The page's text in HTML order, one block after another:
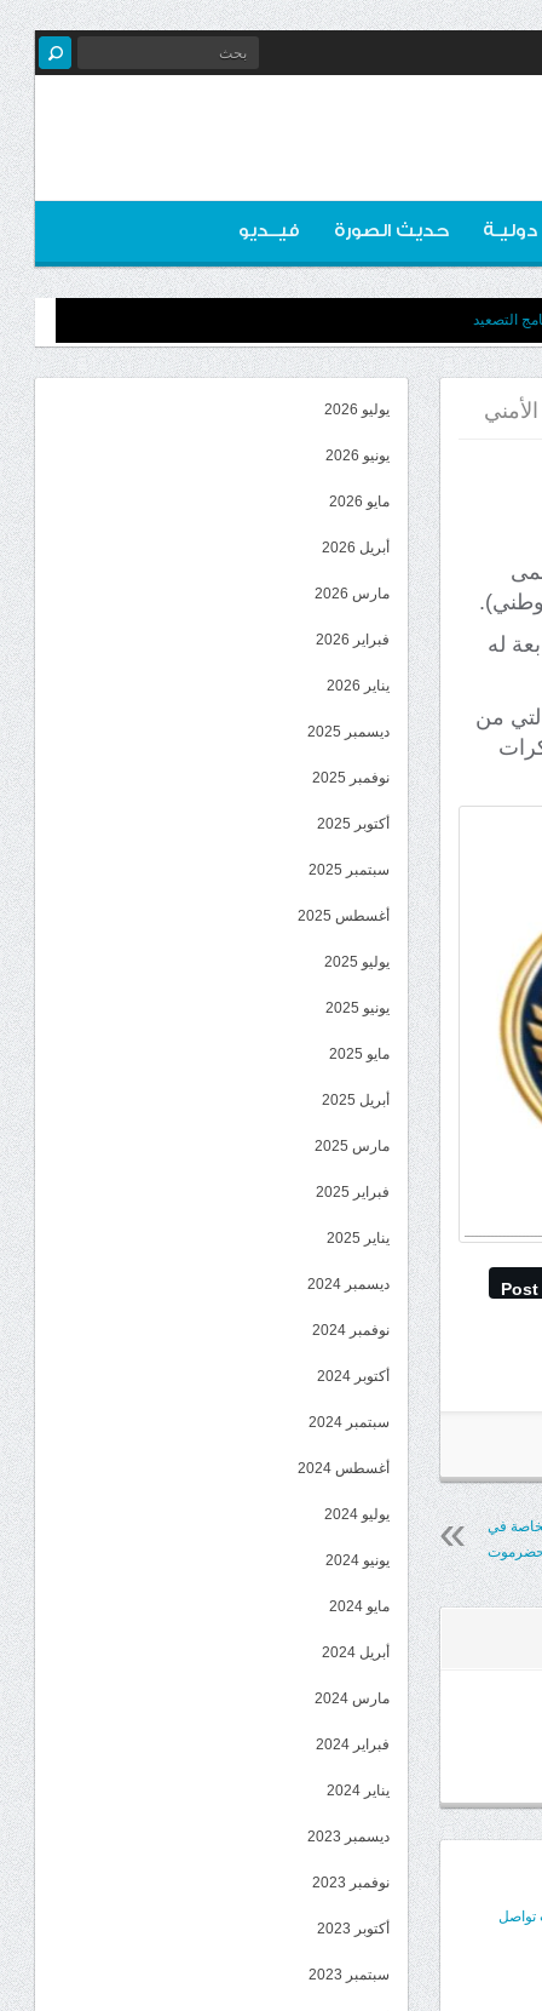
دوليـة حديث الصورة فيــديو
التصعيد
له
من
Post
في
حضرموت
تواصل
يوليو 2026
يونيو 2026
مايو 2026
أبريل 2026
مارس 2026
فبراير 2026
يناير 2026
ديسمبر 2025
نوفمبر 2025
أكتوبر 2025
سبتمبر 2025
أغسطس 2025
يوليو 2025
يونيو 2025
مايو 2025
أبريل 2025
مارس 2025
فبراير 2025
يناير 2025
ديسمبر 2024
نوفمبر 2024
أكتوبر 2024
سبتمبر 2024
أغسطس 2024
يوليو 2024
يونيو 2024
مايو 2024
أبريل 2024
مارس 2024
فبراير 2024
يناير 2024
ديسمبر 2023
نوفمبر 2023
أكتوبر 2023
سبتمبر 2023